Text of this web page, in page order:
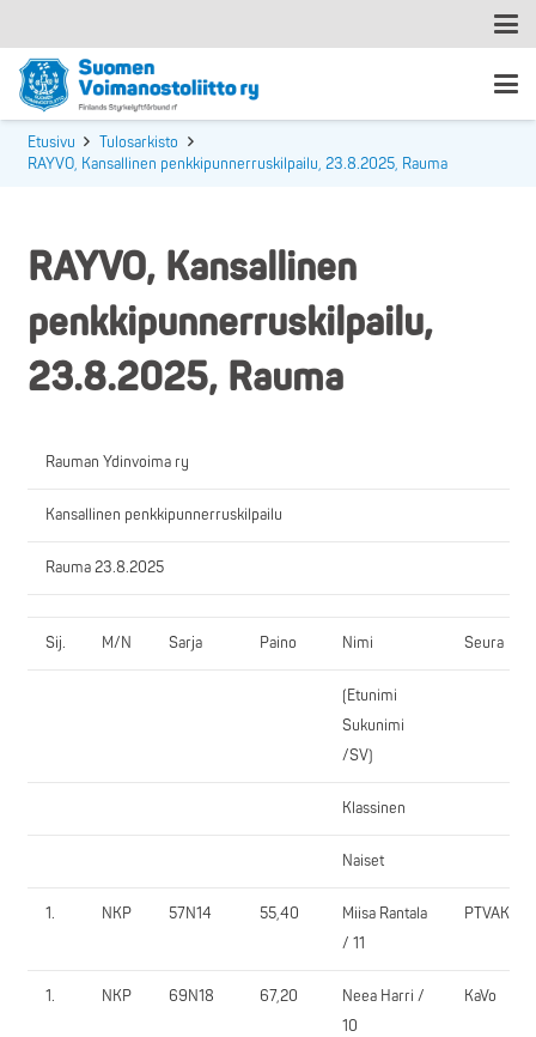
Etusivu
Tulosarkisto
RAYVO, Kansallinen penkkipunnerruskilpailu, 23.8.2025, Rauma
RAYVO, Kansallinen
penkkipunnerruskilpailu,
23.8.2025, Rauma
Rauman Ydinvoima ry
Kansallinen penkkipunnerruskilpailu
Rauma 23.8.2025
Sij. M/N Sarja Paino Nimi Seura
(Etunimi
Sukunimi
/SV)
Klassinen
Naiset
1. NKP 57N14 55,40
Miisa Rantala
/ 11
PTVAK
1. NKP 69N18 67,20
Neea Harri /
10
KaVo